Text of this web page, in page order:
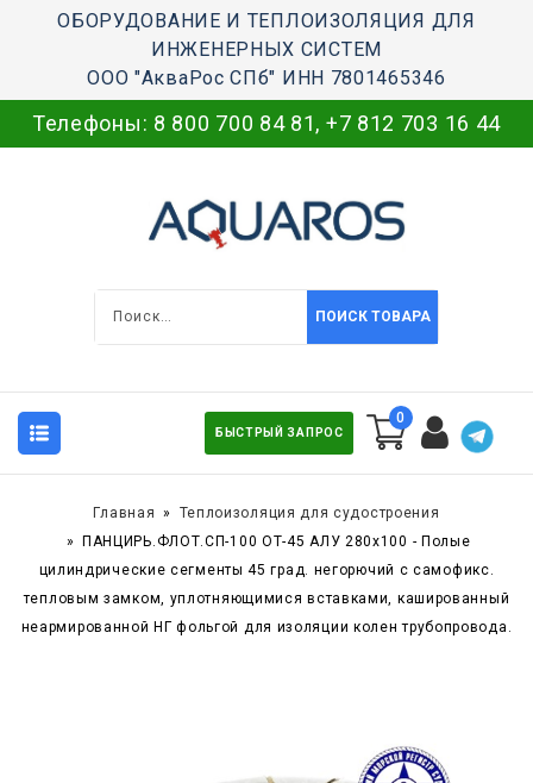
ОБОРУДОВАНИЕ И ТЕПЛОИЗОЛЯЦИЯ ДЛЯ
ИНЖЕНЕРНЫХ СИСТЕМ
ООО "АкваРос СПб" ИНН 7801465346
Телефоны: 8 800 700 84 81, +7 812 703 16 44
ПОИСК ТОВАРА
БЫСТРЫЙ ЗАПРОС
0
Главная
Теплоизоляция для судостроения
ПАНЦИРЬ.ФЛОТ.СП-100 ОТ-45 АЛУ 280x100 - Полые
цилиндрические сегменты 45 град. негорючий c самофикс.
тепловым замком, уплотняющимися вставками, кашированный
неармированной НГ фольгой для изоляции колен трубопровода.